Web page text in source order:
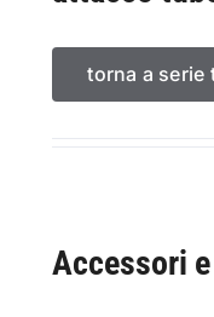
torna a serie
Accessori